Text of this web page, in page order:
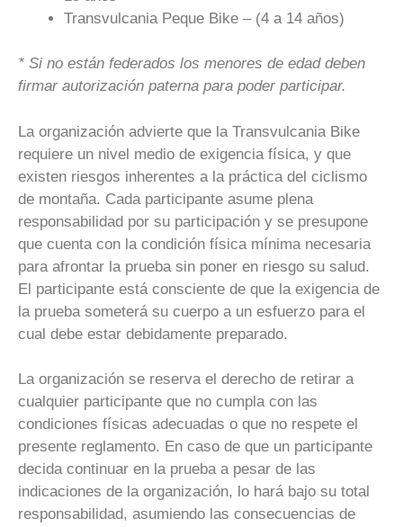
Transvulcania Peque Bike – (4 a 14 años)
* Si no están federados los menores de edad deben
firmar autorización paterna para poder participar.
La organización advierte que la Transvulcania Bike
requiere un nivel medio de exigencia física, y que
existen riesgos inherentes a la práctica del ciclismo
de montaña. Cada participante asume plena
responsabilidad por su participación y se presupone
que cuenta con la condición física mínima necesaria
para afrontar la prueba sin poner en riesgo su salud.
El participante está consciente de que la exigencia de
la prueba someterá su cuerpo a un esfuerzo para el
cual debe estar debidamente preparado.
La organización se reserva el derecho de retirar a
cualquier participante que no cumpla con las
condiciones físicas adecuadas o que no respete el
presente reglamento. En caso de que un participante
decida continuar en la prueba a pesar de las
indicaciones de la organización, lo hará bajo su total
responsabilidad, asumiendo las consecuencias de